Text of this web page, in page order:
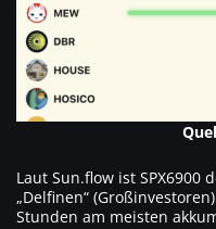
Laut Sun.flow ist SPX6900
„Delfinen“
Stunden am meisten